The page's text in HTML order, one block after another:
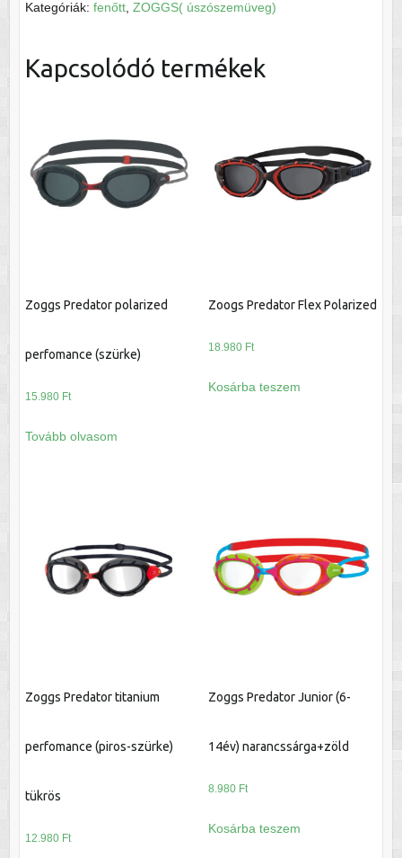
Kategóriák: fenőtt, ZOGGS( úszószemüveg)
Kapcsolódó termékek
Zoggs Predator polarized
perfomance (szürke)
15.980 Ft
Tovább olvasom
Zoogs Predator Flex Polarized
18.980 Ft
Kosárba teszem
Zoggs Predator titanium
perfomance (piros-szürke)
tükrös
12.980 Ft
Zoggs Predator Junior (6-
14év) narancssárga+zöld
8.980 Ft
Kosárba teszem